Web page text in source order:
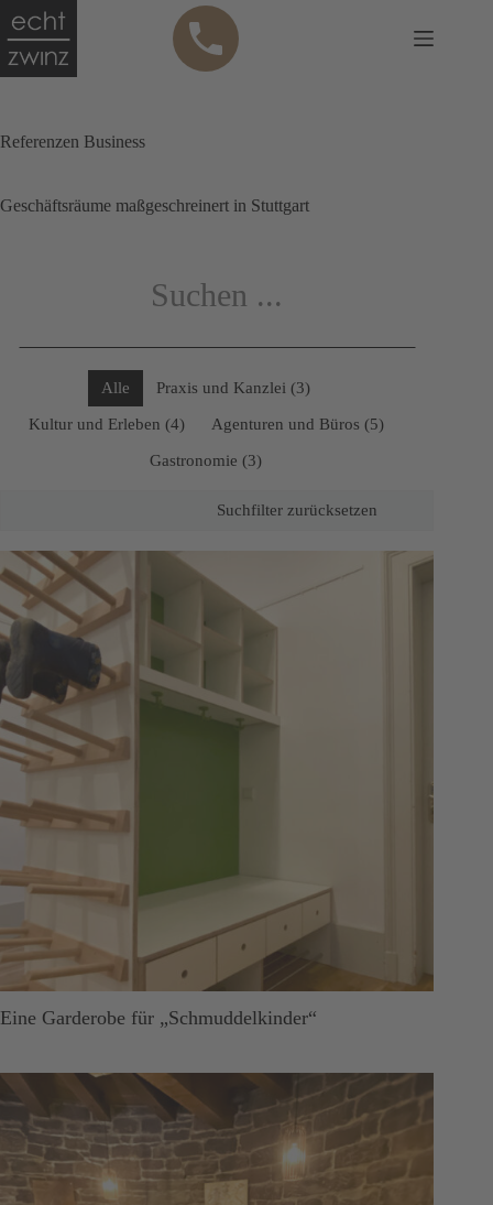
Inhalt
springen
Anru
fen
Referenzen Business
Geschäftsräume maßgeschreinert in Stuttgart
Alle Praxis und Kanzlei (3)
Kultur und Erleben (4) Agenturen und Büros (5)
Gastronomie (3)
Suchfilter zurücksetzen
Eine Garderobe für „Schmuddelkinder“